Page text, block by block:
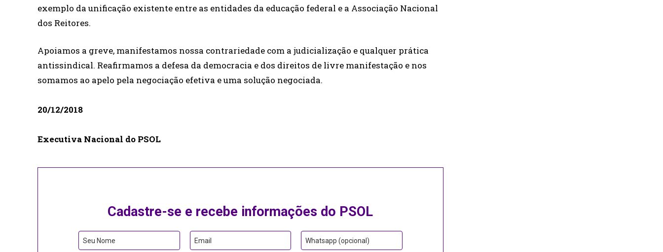
exemplo da unificação existente entre as entidades da educação federal e a Associação Nacional
dos Reitores.
Apoiamos a greve, manifestamos nossa contrariedade com a judicialização e qualquer prática
antissindical. Reafirmamos a defesa da democracia e dos direitos de livre manifestação e nos
somamos ao apelo pela negociação efetiva e uma solução negociada.
20/12/2018
Executiva Nacional do PSOL
Cadastre-se e recebe informações do PSOL
Seu Nome Email Whatsapp (opcional)